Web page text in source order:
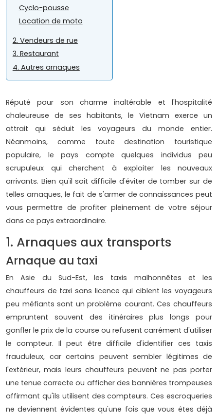
Cyclo-pousse
Location de ​moto
2. Vendeurs de rue
3. Restaurant
4. Autres arnaques
Réputé pour son charme inaltérable et l'hospitalité
chaleureuse de ses habitants, le Vietnam exerce un
attrait qui séduit les voyageurs du monde entier.
Néanmoins, comme toute destination touristique
populaire, le pays compte quelques individus peu
scrupuleux qui cherchent à exploiter les nouveaux
arrivants. Bien qu'il soit difficile d'éviter de tomber sur de
telles arnaques, le fait de s'armer de connaissances peut
vous permettre de profiter pleinement de votre séjour
dans ce pays extraordinaire.
1. Arnaques aux transports
Arnaque au taxi
En Asie du Sud-Est, les taxis malhonnêtes et les
chauffeurs de taxi sans licence qui ciblent les voyageurs
peu méfiants sont un problème courant. Ces chauffeurs
empruntent souvent des itinéraires plus longs pour
gonfler le prix de la course ou refusent carrément d'utiliser
le compteur. Il peut être difficile d'identifier ces taxis
frauduleux, car certains peuvent sembler légitimes de
l'extérieur, mais leurs chauffeurs peuvent ne pas porter
une tenue correcte ou afficher des bannières trompeuses
affirmant qu'ils utilisent des compteurs. Ces escroqueries
ne deviennent évidentes qu'une fois que vous êtes déjà